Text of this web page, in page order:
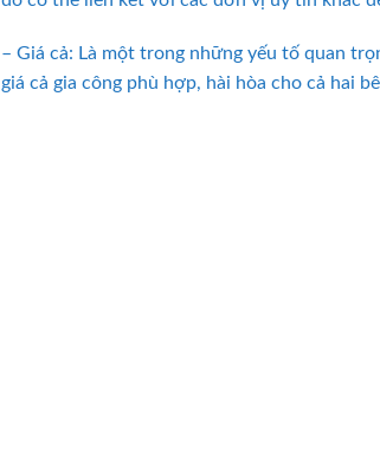
– Giá cả: Là một trong những yếu tố quan
giá cả gia công phù hợp, hài hòa cho cả hai